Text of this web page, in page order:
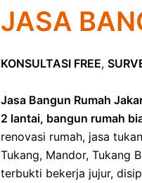
JASA
KONSULTASI FREE,
Jasa Bangun Rumah
2 lantai, bangun rumah
renovasi rumah, jasa
Tukang, Mandor, Tukang
terbukti bekerja jujur,